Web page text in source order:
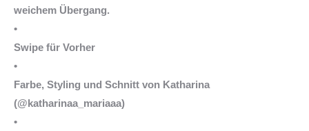
weichem Übergang.
•
Swipe für Vorher
•
Farbe, Styling und Schnitt von Katharina
(@katharinaa_mariaaa)
•